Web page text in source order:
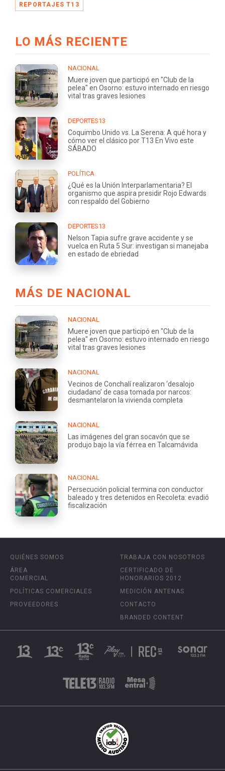
REPORTAJES T13
LO MÁS RECIENTE
NACIONAL
Muere joven que participó en "Club de la
pelea" en Osorno: estuvo internado en riesgo
vital tras graves lesiones
DEPORTES13
Coquimbo Unido vs. La Serena: A qué hora y
cómo ver el clásico por T13 En Vivo este
SÁBADO
POLÍTICA
¿Qué es la Unión Interparlamentaria? El
organismo que aspira presidir Rojo Edwards
con respaldo del Gobierno
DEPORTES13
Nelson Tapia sufre grave accidente y se
vuelca en Ruta 5 Sur: investigan si manejaba
en estado de ebriedad
MÁS DE NACIONAL
NACIONAL
Muere joven que participó en "Club de la
pelea" en Osorno: estuvo internado en riesgo
vital tras graves lesiones
NACIONAL
Vecinos de Conchalí realizaron ‘desalojo
ciudadano’ de casa tomada por narcos:
desmantelaron la vivienda completa
NACIONAL
Las imágenes del gran socavón que se
produjo bajo la vía férrea en Talcamávida
NACIONAL
Persecución policial termina con conductor
baleado y tres detenidos en Recoleta: evadió
fiscalización
QUIÉNES SOMOS
ÁREA
COMERCIAL
POLÍTICAS COMERCIALES
PROVEEDORES
TRABAJA CON NOSOTROS
CERTIFICADO DE
HONORARIOS 2012
MEDICIÓN ANTENAS
CONTACTO
BRANDED CONTENT